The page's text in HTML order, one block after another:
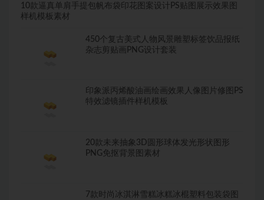
10款逼真单肩手提包帆布袋印花图案设计PS贴图展示效果图
样机模板素材
450个复古美式人物风景雕塑标签饮品报纸
杂志剪贴画PNG设计套装
印象派丙烯酸油画绘画效果人像图片修图PS
特效滤镜插件样机模板
20款未来抽象3D圆形球体发光形状图形
PNG免抠背景图素材
7款时尚冰淇淋雪糕冰糕冰棍塑料包装袋图